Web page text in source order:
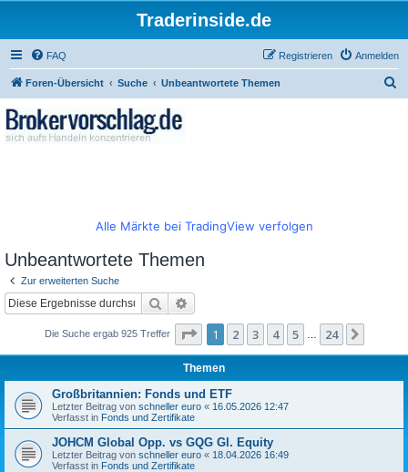
Traderinside.de
FAQ Anmelden
Registrieren
Foren-Übersicht Suche Unbeantwortete Themen
Alle Märkte bei TradingView verfolgen
Unbeantwortete Themen
Zur erweiterten Suche
Suche
Die Suche ergab 925 Treffer Seite 1von 24
1 2 3 4 5 24
Themen
Großbritannien: Fonds und ETF
Letzter Beitrag von schneller euro « 16.05.2026 12:47
Verfasst in Fonds und Zertifikate
JOHCM Global Opp. vs GQG Gl. Equity
Letzter Beitrag von schneller euro « 18.04.2026 16:49
Verfasst in Fonds und Zertifikate